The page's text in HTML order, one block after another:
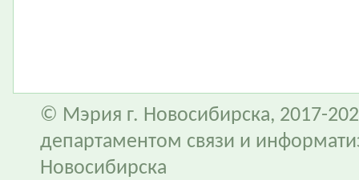
© Мэрия г. Новосибирска, 2017-
департаментом связи и
Новосибирска